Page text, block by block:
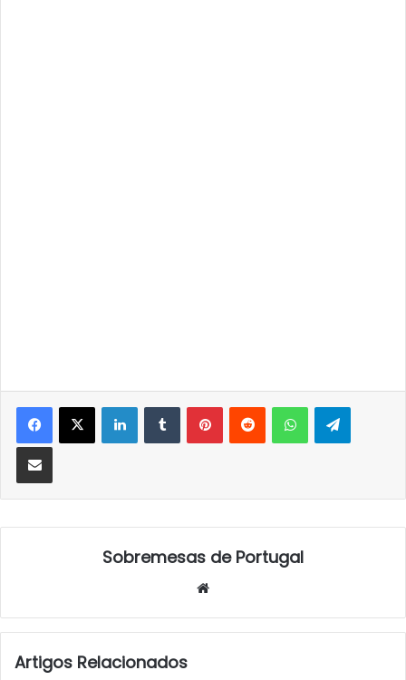
LinkedInTumblrPinterestReddit WhatsApp
Partilhar Via Email
Sobremesas de Portugal
Artigos Relacionados